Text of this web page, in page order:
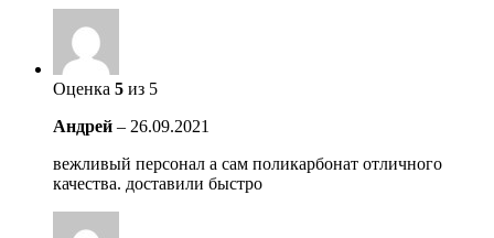
Оценка 5 из 5
Андрей – 26.09.2021
вежливый персонал а сам поликарбонат отличного
качества. доставили быстро